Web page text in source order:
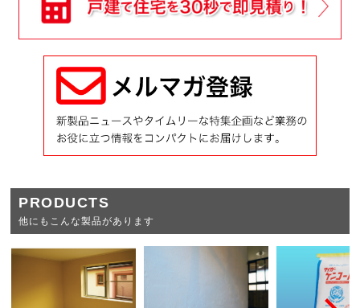
PRODUCTS
他にもこんな製品があります